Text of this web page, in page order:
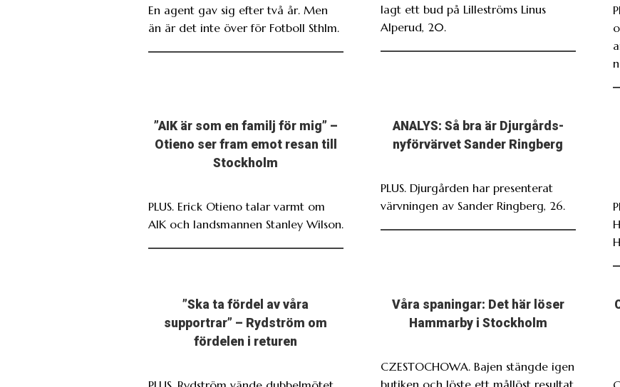
En agent gav sig efter två år. Men
än är det inte över för Fotboll Sthlm.
lagt ett bud på Lilleströms Linus
Alperud, 20.
”AIK är som en familj för mig” –
Otieno ser fram emot resan till
Stockholm
PLUS. Erick Otieno talar varmt om
AIK och landsmannen Stanley Wilson.
ANALYS: Så bra är Djurgårds-
nyförvärvet Sander Ringberg
PLUS. Djurgården har presenterat
värvningen av Sander Ringberg, 26.
”Ska ta fördel av våra
supportrar” – Rydström om
fördelen i returen
Våra spaningar: Det här löser
Hammarby i Stockholm
CZESTOCHOWA. Bajen stängde igen